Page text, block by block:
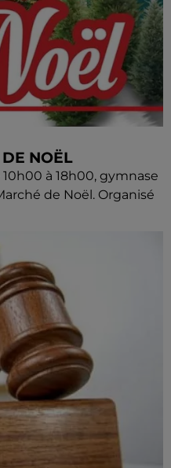
NOËL
à 18h00, gymnase
de Noël. Organisé